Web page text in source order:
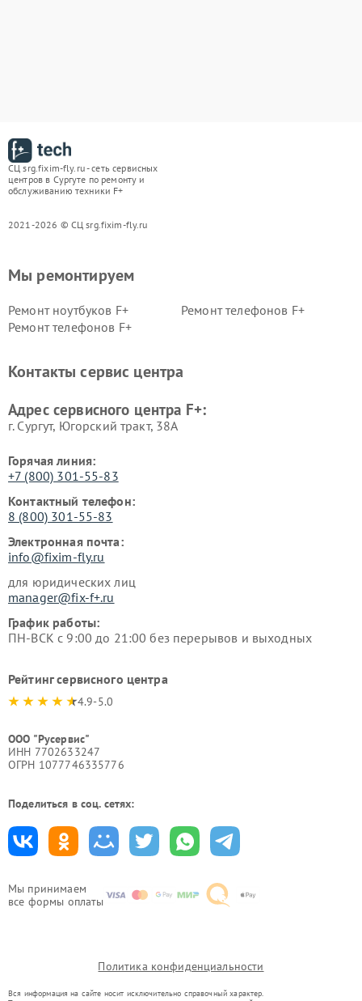
СЦ srg.fixim-fly.ru - сеть сервисных
центров в Сургуте по ремонту и
обслуживанию техники F+
2021-2026 © СЦ srg.fixim-fly.ru
Мы принимаем
все формы оплаты
Мы ремонтируем
Ремонт ноутбуков F+
Ремонт телефонов F+
Ремонт телефонов F+
Контакты сервис центра
Адрес сервисного центра F+:
г. Сургут, Югорский тракт, 38А
Горячая линия:
+7 (800) 301-55-83
Контактный телефон:
8 (800) 301-55-83
Электронная почта:
info@fixim-fly.ru
для юридических лиц
manager@fix-f+.ru
График работы:
ПН-ВСК с 9:00 до 21:00 без перерывов и выходных
Рейтинг сервисного центра
4.9-5.0
ООО "Русервис"
ИНН 7702633247
ОГРН 1077746335776
Поделиться в соц. сетях:
Политика конфиденциальности
Вся информация на сайте носит исключительно справочный характер.